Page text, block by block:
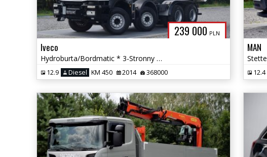
239 000 PLN
Iveco
Hydroburta/Bordmatic * 3-Stronny Meiller Kipper * EEV * Automat *
12.9 Diesel KM 450 2014 368000
MAN
12.4